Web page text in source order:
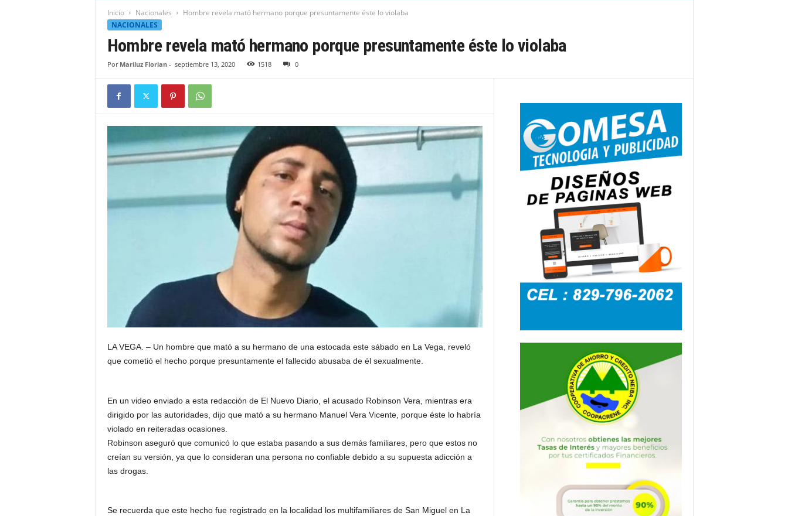
Inicio Nacionales
Hombre revela mató hermano porque presuntamente éste lo violaba
NACIONALES
Hombre revela mató hermano porque presuntamente éste lo violaba
Por Mariluz Florian- septiembre 13, 2020 1518 0
LA VEGA. – Un hombre que mató a su hermano de una estocada este sábado en La Vega, reveló
que cometió el hecho porque presuntamente el fallecido abusaba de él sexualmente.
En un video enviado a esta redacción de El Nuevo Diario, el acusado Robinson Vera, mientras era
dirigido por las autoridades, dijo que mató a su hermano Manuel Vera Vicente, porque éste lo habría
violado en reiteradas ocasiones.
Robinson aseguró que comunicó lo que estaba pasando a sus demás familiares, pero que estos no
creían su versión, ya que lo consideran una persona no confiable debido a su supuesta adicción a
las drogas.
Se recuerda que este hecho fue registrado en la localidad los multifamiliares de San Miguel en La